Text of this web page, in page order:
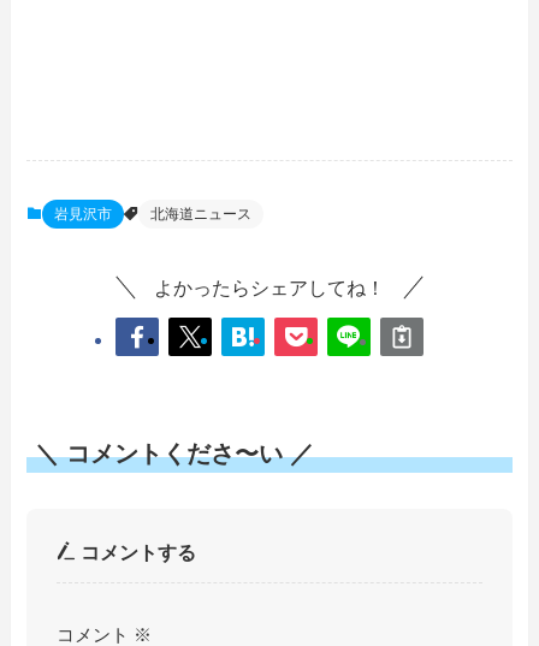
岩見沢市 北海道ニュース
よかったらシェアしてね！
＼ コメントくださ〜い ／
コメントする
コメント ※